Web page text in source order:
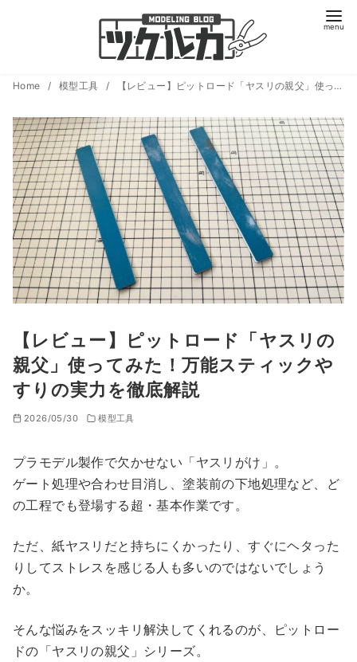
Home 模型工具 【レビュー】ピットロード「ヤスリの親父」使ってみた！万能スティックやすりの実力を徹底解説
【レビュー】ピットロード「ヤスリの
親父」使ってみた！万能スティックや
すりの実力を徹底解説
2026/05/30 模型工具
プラモデル製作で欠かせない「ヤスリがけ」。
ゲート処理や合わせ目消し、塗装前の下地処理など、ど
の工程でも登場する超・基本作業です。
ただ、紙ヤスリだと持ちにくかったり、すぐにヘタった
りしてストレスを感じる人も多いのではないでしょう
か。
そんな悩みをスッキリ解決してくれるのが、ピットロー
ドの「ヤスリの親父」シリーズ。